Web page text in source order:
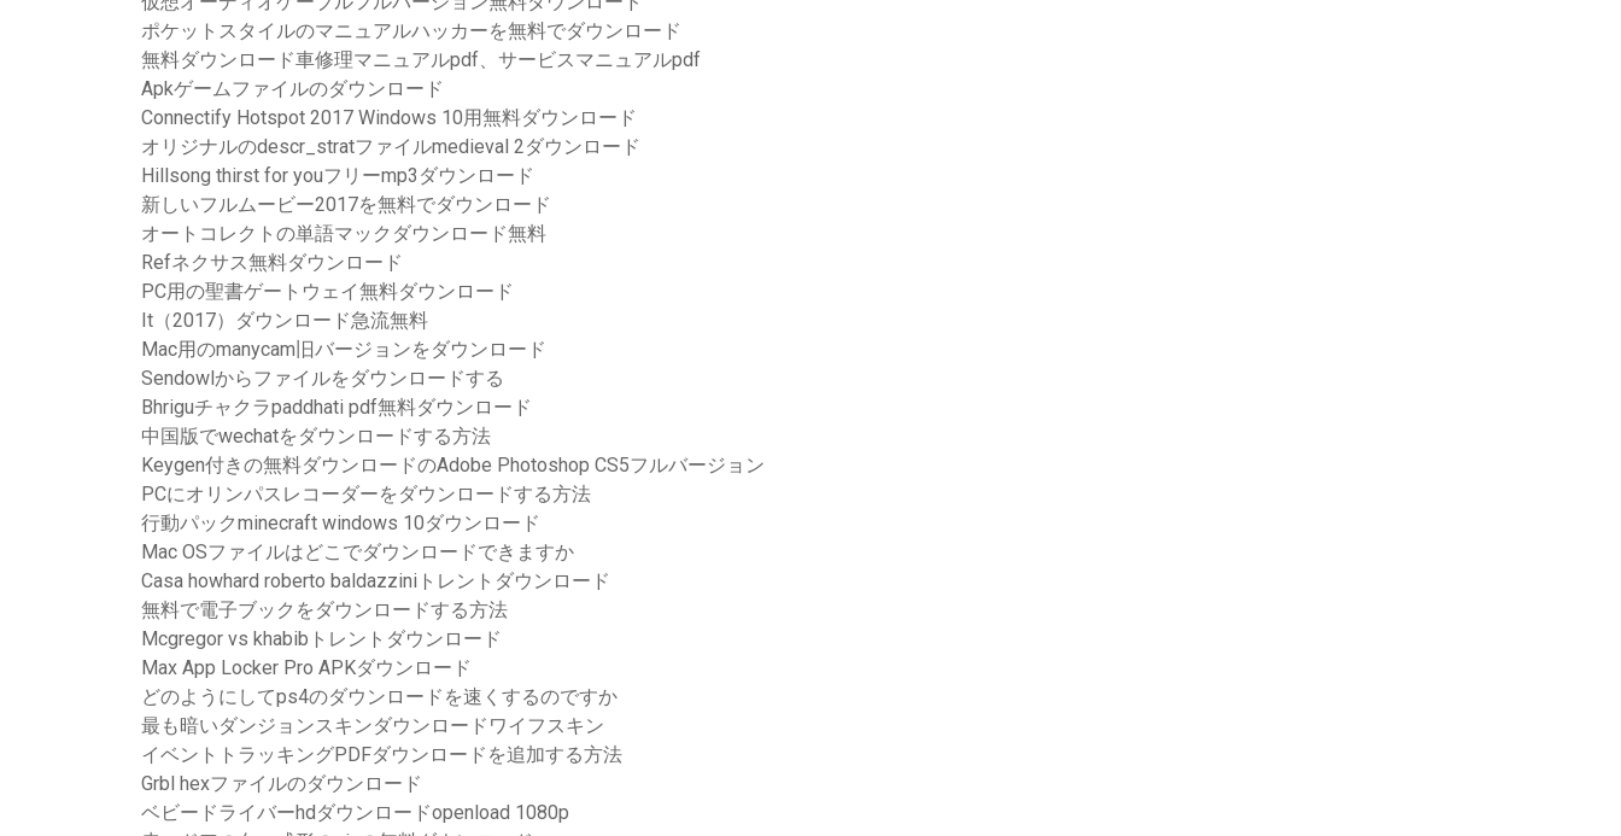
ポケットスタイルのマニュアルハッカーを無料でダウンロード
無料ダウンロード車修理マニュアルpdf、サービスマニュアルpdf
Apkゲームファイルのダウンロード
Connectify Hotspot 2017 Windows 10用無料ダウンロード
オリジナルのdescr_stratファイルmedieval 2ダウンロード
Hillsong thirst for youフリーmp3ダウンロード
新しいフルムービー2017を無料でダウンロード
オートコレクトの単語マックダウンロード無料
Refネクサス無料ダウンロード
PC用の聖書ゲートウェイ無料ダウンロード
It（2017）ダウンロード急流無料
Mac用のmanycam旧バージョンをダウンロード
Sendowlからファイルをダウンロードする
Bhriguチャクラpaddhati pdf無料ダウンロード
中国版でwechatをダウンロードする方法
Keygen付きの無料ダウンロードのAdobe Photoshop CS5フルバージョン
PCにオリンパスレコーダーをダウンロードする方法
行動パックminecraft windows 10ダウンロード
Mac OSファイルはどこでダウンロードできますか
Casa howhard roberto baldazziniトレントダウンロード
無料で電子ブックをダウンロードする方法
Mcgregor vs khabibトレントダウンロード
Max App Locker Pro APKダウンロード
どのようにしてps4のダウンロードを速くするのですか
最も暗いダンジョンスキンダウンロードワイフスキン
イベントトラッキングPDFダウンロードを追加する方法
Grbl hexファイルのダウンロード
ベビードライバーhdダウンロードopenload 1080p